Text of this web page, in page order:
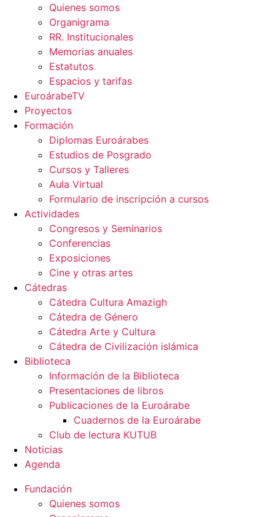
Quienes somos
Organigrama
RR. Institucionales
Memorias anuales
Estatutos
Espacios y tarifas
EuroárabeTV
Proyectos
Formación
Diplomas Euroárabes
Estudios de Posgrado
Cursos y Talleres
Aula Virtual
Formulario de inscripción a cursos
Actividades
Congresos y Seminarios
Conferencias
Exposiciones
Cine y otras artes
Cátedras
Cátedra Cultura Amazigh
Cátedra de Género
Cátedra Arte y Cultura
Cátedra de Civilización islámica
Biblioteca
Información de la Biblioteca
Presentaciones de libros
Publicaciones de la Euroárabe
Cuadernos de la Euroárabe
Club de lectura KUTUB
Noticias
Agenda
Fundación
Quienes somos